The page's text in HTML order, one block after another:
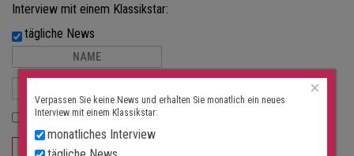
Interview mit einem Klassikstar:
tägliche News
Ich akzeptiere dieDatenschutzerklärung
ABONNIEREN
×
Verpassen Sie keine News und erhalten Sie monatlich ein neues
Interview mit einem Klassikstar:
monatliches Interview